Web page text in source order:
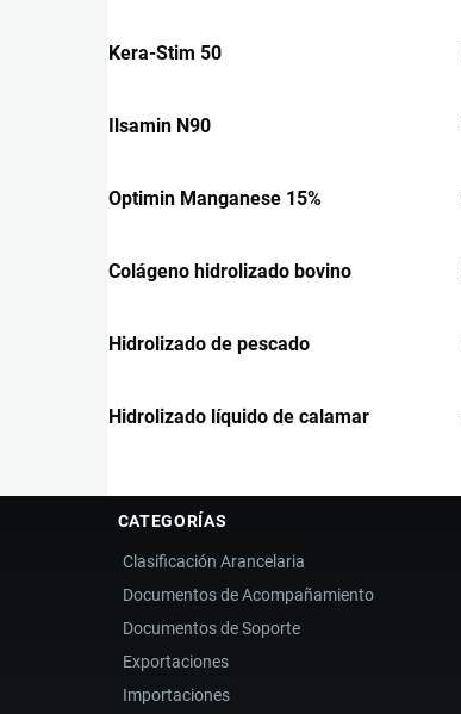
Kera-Stim 50
Ilsamin N90
Optimin Manganese 15%
Colágeno hidrolizado bovino
Hidrolizado de pescado
Hidrolizado líquido de calamar
CATEGORÍAS
Clasificación Arancelaria
Documentos de Acompañamiento
Documentos de Soporte
Exportaciones
Importaciones